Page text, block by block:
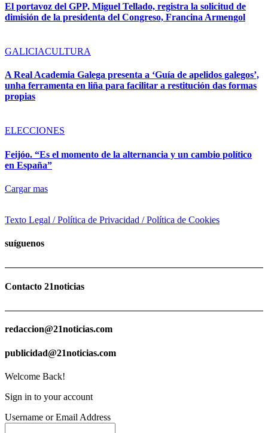
El portavoz del GPP, Miguel Tellado, registra la solicitud de
dimisión de la presidenta del Congreso, Francina Armengol
GALICIACULTURA
A Real Academia Galega presenta a ‘Guía de apelidos galegos’,
unha ferramenta en liña para facilitar a restitución das formas
propias
ELECCIONES
Feijóo. “Es el momento de la alternancia y un cambio político
en España”
Cargar mas
Texto Legal / Política de Privacidad / Política de Cookies
suíguenos
Contacto 21noticias
redaccion@21noticias.com
publicidad@21noticias.com
Welcome Back!
Sign in to your account
Username or Email Address